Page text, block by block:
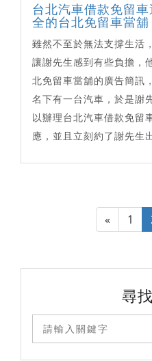
台北汽車借款免留
全的台北免留車當舖
雖然不至於無法支撐生活
讓謝先生感到有些負擔，
北免留車當舖的廣告簡訊
名下有一台汽車，於是謝
以辦理台北汽車借款免留
應，並且立刻約了謝先生
« 1
尋